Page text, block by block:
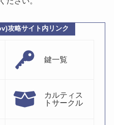
攻略サイト内リンク
鍵一覧
カルティス
トサークル